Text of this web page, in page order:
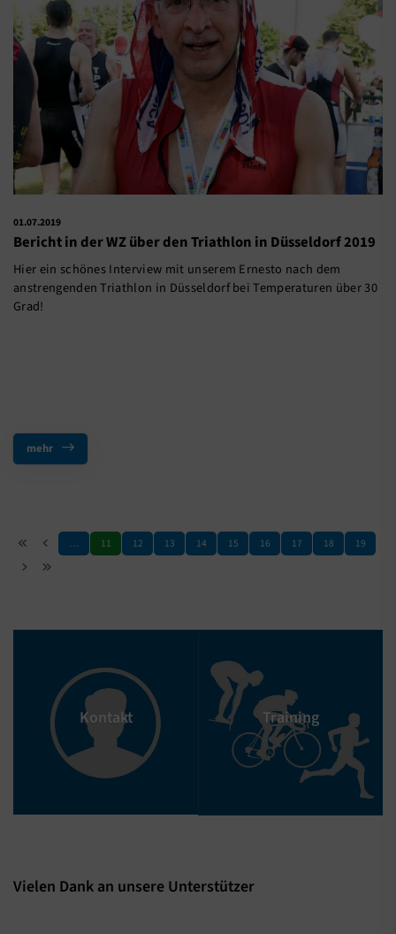
01.07.2019
Bericht in der WZ über den Triathlon in Düsseldorf 2019
Hier ein schönes Interview mit unserem Ernesto nach dem
anstrengenden Triathlon in Düsseldorf bei Temperaturen über 30
Grad!
mehr
… 11 12 13 14 15 16 17 18 19
Kontakt Training
Vielen Dank an unsere Unterstützer